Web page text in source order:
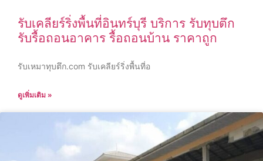
รับเคลียร์ริ่งพื้นที่อินทร์บุรี บริการ รับทุบตึก
รับรื้อถอนอาคาร รื้อถอนบ้าน ราคาถูก
รับเหมาทุบตึก.com รับเคลียร์ริ่งพื้นที่อ
ดูเพิ่มเติม »